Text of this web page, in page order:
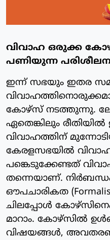
വിവാഹ ഒരുക്ക
പണിയുന്ന പരിശീലന
ഇന്ന് സഭയും ഇതര
കോഴ്സ് നടത്തുന്നു.
ഏതെങ്കിലും
വിവാഹത്തിന്
കേരളസഭയിൽ
പങ്കെടുക്കേണ്ടത്
തന്നെയാണ്.
ഔപചാരികത
ചിലപ്പോൾ
മാറാം. കോഴ്സിൽ
വിഷയങ്ങൾ, അവതരണ